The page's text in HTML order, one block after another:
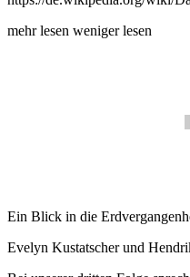
mehr lesen weniger lesen
Ein Blick in die
Evelyn Kustatscher und